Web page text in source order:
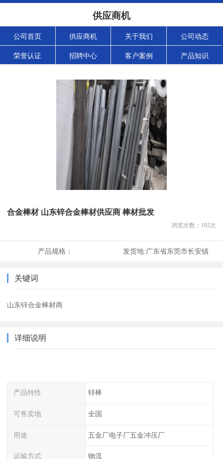
供应商机
公司首页 供应商机 关于我们 公司动态
荣誉认证 招聘中心 客户案例 产品知识
合金棒材 山东锌合金棒材供应商 棒材批发
浏览次数： 192次
产品规格： 发货地:广东省东莞市长安镇
关键词
山东锌合金棒材商
详细说明
产品特性 锌棒
可售卖地 全国
用途 五金厂电子厂五金冲压厂
运输方式 物流